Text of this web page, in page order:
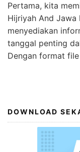
Pertama, kita
Hijriyah And Jawa
menyediakan
tanggal penting
Dengan format
DOWNLOAD